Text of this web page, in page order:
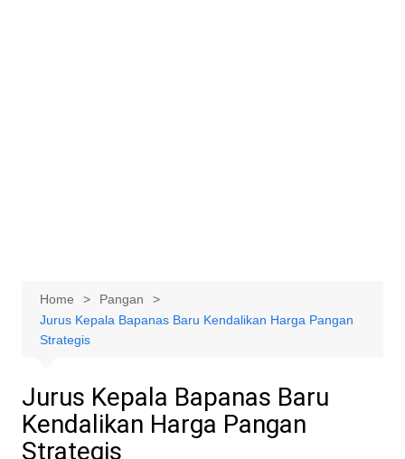
Home
Pangan
Jurus Kepala Bapanas Baru Kendalikan Harga Pangan
Strategis
Jurus Kepala Bapanas Baru
Kendalikan Harga Pangan
Strategis